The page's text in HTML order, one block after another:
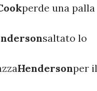
perde una palla
saltato lo
Hendersonper il